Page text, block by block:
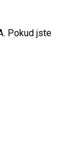
Pokud jste